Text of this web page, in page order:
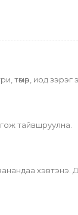
иод зэрэг
тайвшруулна.